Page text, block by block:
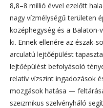
8,8–8 millió évvel ezelőtt
nagy vízmélységű területen
középhegység és a
ki. Ennek ellenére az észak-
arculatú lejtőépülést
lejtőépülést befolyásoló
relatív vízszint ingadozások
mozgások hatása —
szeizmikus szelvényháló